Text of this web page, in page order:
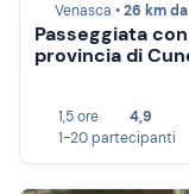
Venasca •26 km
Passeggiata
provincia di
1,5 ore
4,9
1-20 partecipanti